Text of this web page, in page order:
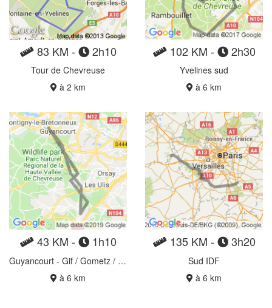
83 KM - 2h10
Tour de Chevreuse
à 2 km
102 KM - 2h30
Yvelines sud
à 6 km
43 KM - 1h10
Guyancourt - Gif / Gometz / Janvry
à 6 km
135 KM - 3h20
Sud IDF
à 6 km